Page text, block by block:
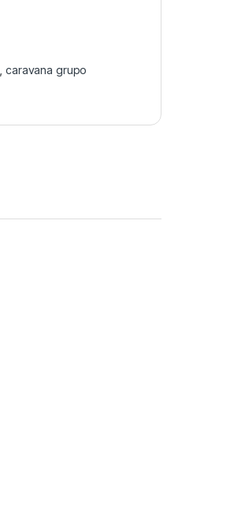
,caravana grupo